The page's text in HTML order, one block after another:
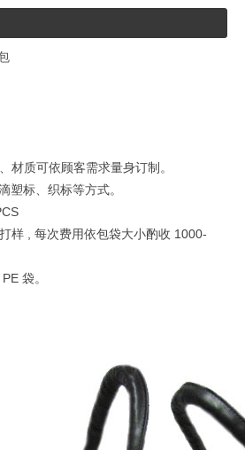
材质可依顾客需求量身订制。
塑标、织标等方式。
样 每次费用依包袋大小酌收 1000-
PE 袋。